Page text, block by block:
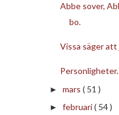
Abbe sover,
bo.
Vissa säger
Personligheter.
► mars ( 51 )
► februari( 54 )